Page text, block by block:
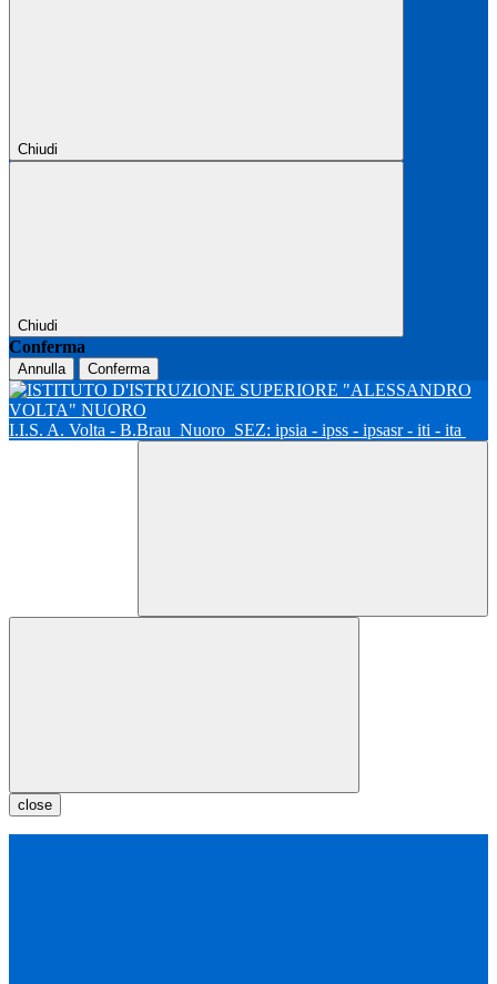
Chiudi
Chiudi
Conferma
Annulla Conferma
I.I.S. A. Volta - B.Brau Nuoro SEZ: ipsia - ipss - ipsasr - iti - ita
close